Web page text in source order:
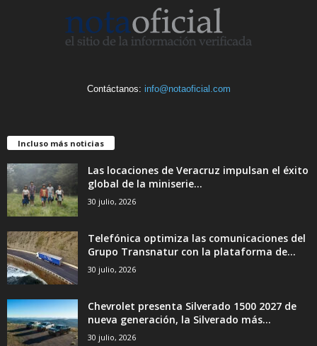
Contáctanos: info@notaoficial.com
Incluso más noticias
Las locaciones de Veracruz impulsan el éxito
global de la miniserie...
30 julio, 2026
Telefónica optimiza las comunicaciones del
Grupo Transnatur con la plataforma de...
30 julio, 2026
Chevrolet presenta Silverado 1500 2027 de
nueva generación, la Silverado más...
30 julio, 2026